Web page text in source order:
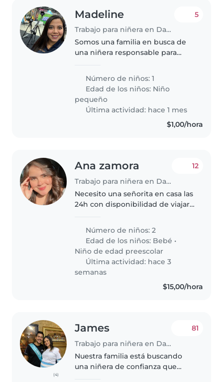
Madeline
Trabajo para niñera en Daule
5
Somos una familia en busca de
una niñera responsable para
juguetona, inteligente y muy
cariñosa. Necesitamos a alguien
cómoda con mascotas y que
sepa..
Número de niños: 1
Edad de los niños: Niño
pequeño
Última actividad: hace 1 mes
$1,00/hora
Ana zamora
Trabajo para niñera en Daule
12
Necesito una señorita en casa las
24h con disponibilidad de viajar
coloqué ahi que necesitan niñera
fija de lunes a viernes por
razones que a veces salgo..
Número de niños: 2
Edad de los niños: Bebé •
Niño de edad preescolar
Última actividad: hace 3
semanas
$15,00/hora
(4)
James
Trabajo para niñera en Daule
81
Nuestra familia está buscando
una niñera de confianza que